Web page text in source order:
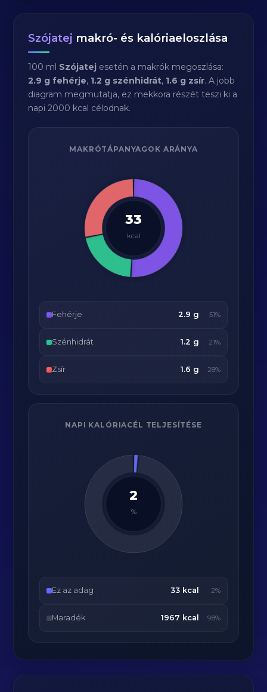
Szójatej makró- és kalóriaeloszlása
100 ml Szójatej esetén a makrók megoszlása:
2.9 g fehérje, 1.2 g szénhidrát, 1.6 g zsír. A jobb
diagram megmutatja, ez mekkora részét teszi ki a
napi 2000 kcal célodnak.
MAKRÓTÁPANYAGOK ARÁNYA
33
kcal
Fehérje 2.9 g 51%
Szénhidrát 1.2 g 21%
Zsír 1.6 g 28%
NAPI KALÓRIACÉL TELJESÍTÉSE
2
%
Ez az adag 33 kcal 2%
Maradék 1967 kcal 98%